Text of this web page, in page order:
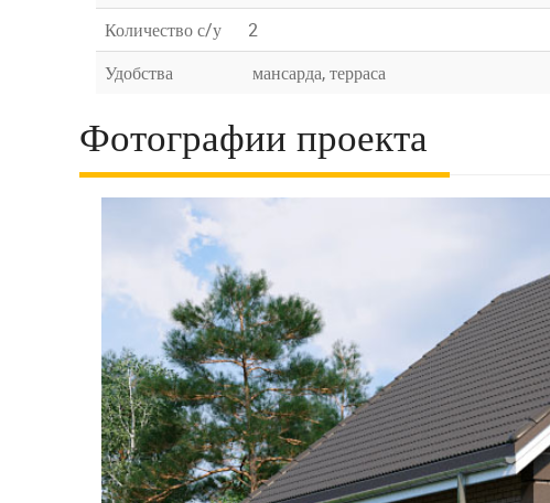
Количество с/у
2
Удобства
мансарда, терраса
Фотографии проекта